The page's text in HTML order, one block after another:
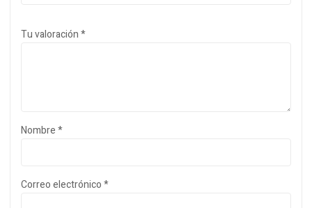
Tu valoración*
Nombre*
Correo electrónico*